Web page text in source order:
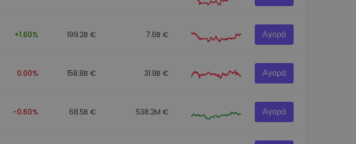
+1.60% 199.2B € 7.6B € Αγορά
0.00% 158.8B € 31.9B € Αγορά
-0.60% 68.5B € 538.2M € Αγορά